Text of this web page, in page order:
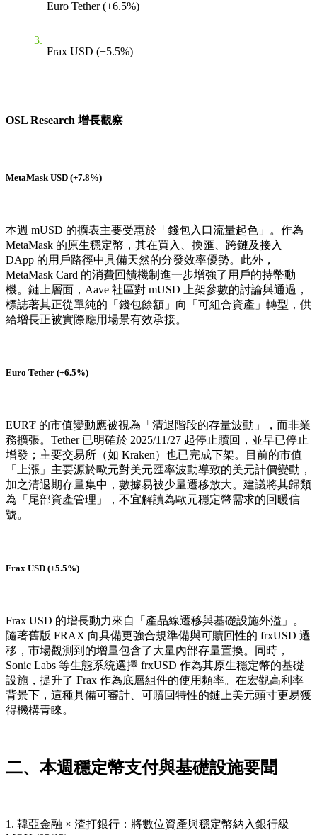
Euro Tether (+6.5%)
Frax USD (+5.5%)
OSL Research 增長觀察
MetaMask USD (+7.8%)
本週 mUSD 的擴表主要受惠於「錢包入口流量起色」。作為
MetaMask 的原生穩定幣，其在買入、換匯、跨鏈及接入
DApp 的用戶路徑中具備天然的分發效率優勢。此外，
MetaMask Card 的消費回饋機制進一步增強了用戶的持幣動
機。鏈上層面，Aave 社區對 mUSD 上架參數的討論與通過，
標誌著其正從單純的「錢包餘額」向「可組合資產」轉型，供
給增長正被實際應用場景有效承接。
Euro Tether (+6.5%)
EUR₮ 的市值變動應被視為「清退階段的存量波動」，而非業
務擴張。Tether 已明確於 2025/11/27 起停止贖回，並早已停止
增發；主要交易所（如 Kraken）也已完成下架。目前的市值
「上漲」主要源於歐元對美元匯率波動導致的美元計價變動，
加之清退期存量集中，數據易被少量遷移放大。建議將其歸類
為「尾部資產管理」，不宜解讀為歐元穩定幣需求的回暖信
號。
Frax USD (+5.5%)
Frax USD 的增長動力來自「產品線遷移與基礎設施外溢」。
隨著舊版 FRAX 向具備更強合規準備與可贖回性的 frxUSD 遷
移，市場觀測到的增量包含了大量內部存量置換。同時，
Sonic Labs 等生態系統選擇 frxUSD 作為其原生穩定幣的基礎
設施，提升了 Frax 作為底層組件的使用頻率。在宏觀高利率
背景下，這種具備可審計、可贖回特性的鏈上美元頭寸更易獲
得機構青睞。
二、本週穩定幣支付與基礎設施要聞
1. 韓亞金融 × 渣打銀行：將數位資產與穩定幣納入銀行級